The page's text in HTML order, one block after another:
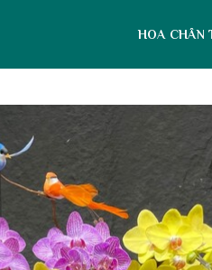
HOA CHÂN